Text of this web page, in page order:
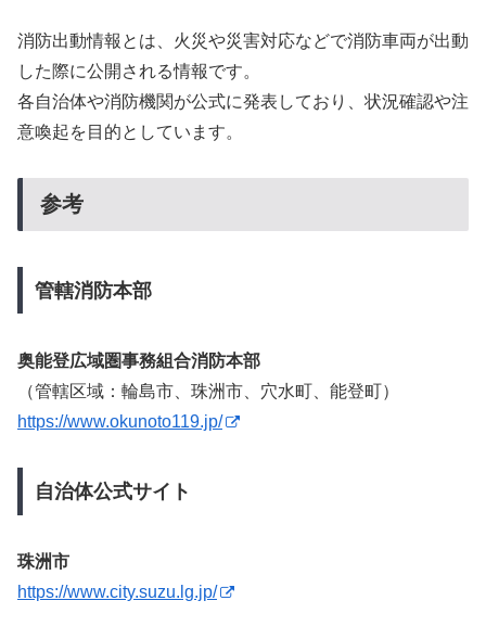
消防出動情報とは、火災や災害対応などで消防車両が出動
した際に公開される情報です。
各自治体や消防機関が公式に発表しており、状況確認や注
意喚起を目的としています。
参考
管轄消防本部
奥能登広域圏事務組合消防本部
（管轄区域：輪島市、珠洲市、穴水町、能登町）
https://www.okunoto119.jp/
自治体公式サイト
珠洲市
https://www.city.suzu.lg.jp/